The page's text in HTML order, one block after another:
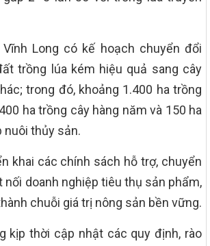
Long có kế hoạch chuyển đổi
trồng lúa kém hiệu quả sang cây
trong đó, khoảng 1.400 ha trồng
ha trồng cây hàng năm và 150 ha
nuôi thủy sản.
khai các chính sách hỗ trợ, chuyển
nối doanh nghiệp tiêu thụ sản phẩm,
chuỗi giá trị nông sản bền vững.
kịp thời cập nhật các quy định, rào